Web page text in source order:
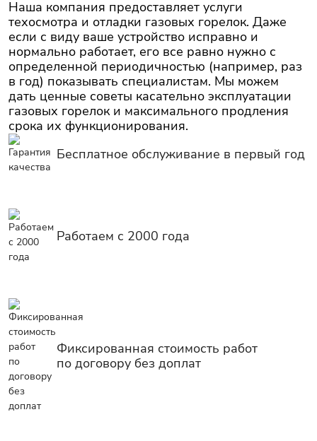
Наша компания предоставляет услуги
техосмотра и отладки газовых горелок. Даже
если с виду ваше устройство исправно и
нормально работает, его все равно нужно с
определенной периодичностью (например, раз
в год) показывать специалистам. Мы можем
дать ценные советы касательно эксплуатации
газовых горелок и максимального продления
срока их функционирования.
Бесплатное обслуживание в первый год
Работаем с 2000 года
Фиксированная стоимость работ
по договору без доплат